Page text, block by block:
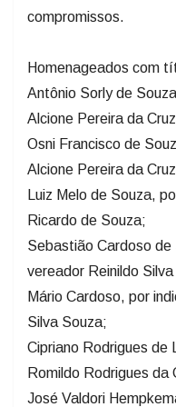
compromissos.
Homenageados com
Antônio Sorly de
Alcione Pereira da
Osni Francisco de
Alcione Pereira da
Luiz Melo de Souza,
Ricardo de Souza;
Sebastião Cardoso
vereador Reinildo
Mário Cardoso, por
Silva Souza;
Cipriano Rodrigues de
Romildo Rodrigues da
José Valdori